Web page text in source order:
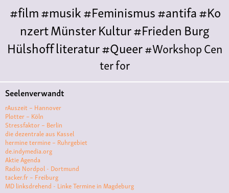
#film#musik#Feminismus#antifa#Ko
nzertMünsterKultur#FriedenBurg
Hülshoffliteratur#Queer#WorkshopCen
ter for
LiteraturePolyamoriePolytreff#liveKonzert
Polyamorietreff
Monogamie
ismuskunstantisemitismus
VKqueer #Demo
ve#film #kino #filmwerkstatt
Seelenverwandt
rAuszeit – Hannover
Plotter – Köln
Stressfaktor – Berlin
die dezentrale aus Kassel
hermine termine – Ruhrgebiet
de.indymedia.org
Aktie Agenda
Radio Nordpol - Dortmund
tacker.fr – Freiburg
MD linksdrehend - Linke Termine in Magdeburg